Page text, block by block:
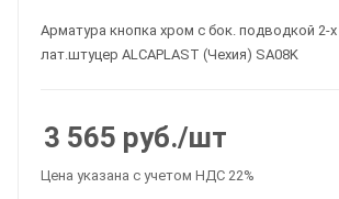
Арматура кнопка хром с бок. подводкой 2-х
лат.штуцер ALCAPLAST (Чехия) SA08K
3 565 руб./шт
Цена указана с учетом НДС 22%